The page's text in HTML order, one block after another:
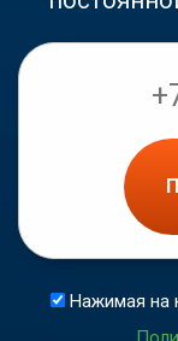
Нажимая на